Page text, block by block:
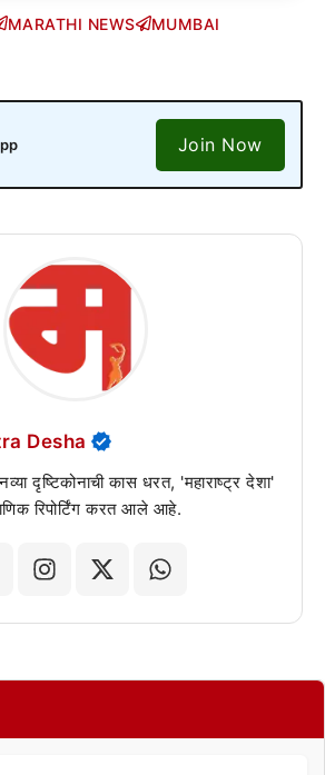
MARATHI NEWS
MUMBAI
Join Now
Desha
दृष्टिकोनाची कास धरत, 'महाराष्ट्र देशा'
रिपोर्टिंग करत आले आहे.